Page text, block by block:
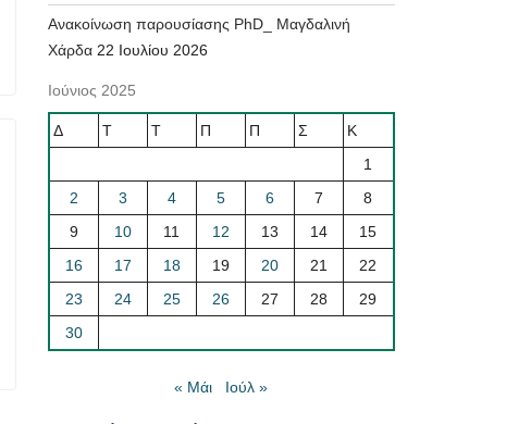
Ανακοίνωση παρουσίασης PhD_ Μαγδαλινή
Χάρδα 22 Ιουλίου 2026
Ιούνιος 2025
Δ Τ Τ Π Π Σ
Κ
1
2
3 4 5 6 7
8
9
10 11 12 13 14
15
16
17 18 19 20 21
22
23
24 25 26 27 28
29
30
« Μάι Ιούλ »